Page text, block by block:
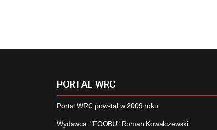
PORTAL WRC
Portal WRC powstał w 2009 roku
Wydawca: "FOOBU" Roman Kowalczewski